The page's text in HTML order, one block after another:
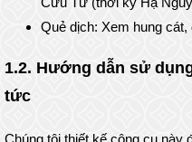
Quẻ dịch: Xem hung
1.2. Hướng dẫn sử
tức
Chúng tôi thiết kế công cụ này